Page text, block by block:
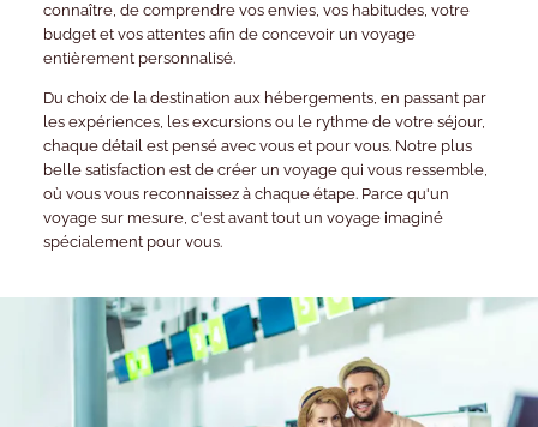
connaître, de comprendre vos envies, vos habitudes, votre
budget et vos attentes afin de concevoir un voyage
entièrement personnalisé.
Du choix de la destination aux hébergements, en passant par
les expériences, les excursions ou le rythme de votre séjour,
chaque détail est pensé avec vous et pour vous. Notre plus
belle satisfaction est de créer un voyage qui vous ressemble,
où vous vous reconnaissez à chaque étape. Parce qu'un
voyage sur mesure, c'est avant tout un voyage imaginé
spécialement pour vous.